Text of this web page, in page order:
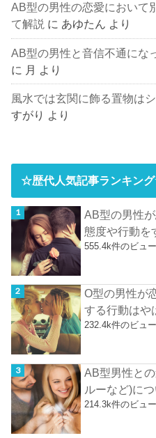
AB型の男性の恋愛において
て解説 に あゆたん より
AB型の男性と音信不通にな
に 月 より
風水では玄関に飾る置物は
すがり より
☆歴代人気記事ランキン
AB型の男性
態度や行動を
555.4k件のビュー
O型の男性が
する行動はや
232.4k件のビュー
AB型男性と
ルーなど)に
214.3k件のビュー